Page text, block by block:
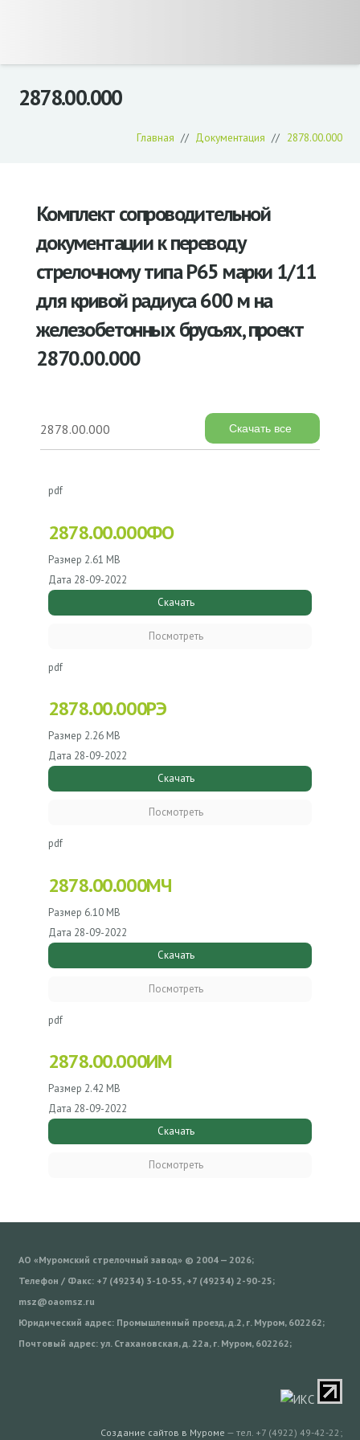
2878.00.000
Главная // Документация // 2878.00.000
Комплект сопроводительной
документации к переводу
стрелочному типа Р65 марки 1/11
для кривой радиуса 600 м на
железобетонных брусьях, проект
2870.00.000
Скачать все
2878.00.000
pdf
2878.00.000ФО
Размер 2.61 MB
Дата 28-09-2022
Скачать
Посмотреть
pdf
2878.00.000РЭ
Размер 2.26 MB
Дата 28-09-2022
Скачать
Посмотреть
pdf
2878.00.000МЧ
Размер 6.10 MB
Дата 28-09-2022
Скачать
Посмотреть
pdf
2878.00.000ИМ
Размер 2.42 MB
Дата 28-09-2022
Скачать
Посмотреть
АО «Муромский стрелочный завод» © 2004 — 2026;
Телефон / Факс: +7 (49234) 3-10-55, +7 (49234) 2-90-25;
msz@oaomsz.ru
Юридический адрес: Промышленный проезд, д.2, г. Муром, 602262;
Почтовый адрес: ул. Стахановская, д. 22а, г. Муром, 602262;
Создание сайтов в Муроме — тел. +7 (4922) 49-42-22;